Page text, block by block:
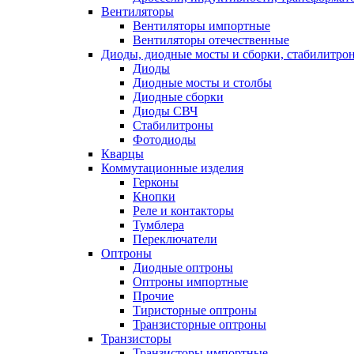
Вентиляторы
Вентиляторы импортные
Вентиляторы отечественные
Диоды, диодные мосты и сборки,
Диоды
Диодные мосты и столбы
Диодные сборки
Диоды СВЧ
Стабилитроны
Фотодиоды
Кварцы
Коммутационные изделия
Герконы
Кнопки
Реле и контакторы
Тумблера
Переключатели
Оптроны
Диодные оптроны
Оптроны импортные
Прочие
Тиристорные оптроны
Транзисторные оптроны
Транзисторы